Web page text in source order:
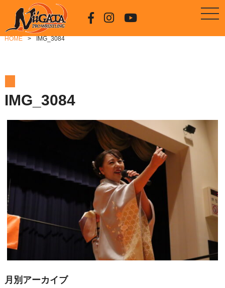
HOME IMG_3084
IMG_3084
月別アーカイブ